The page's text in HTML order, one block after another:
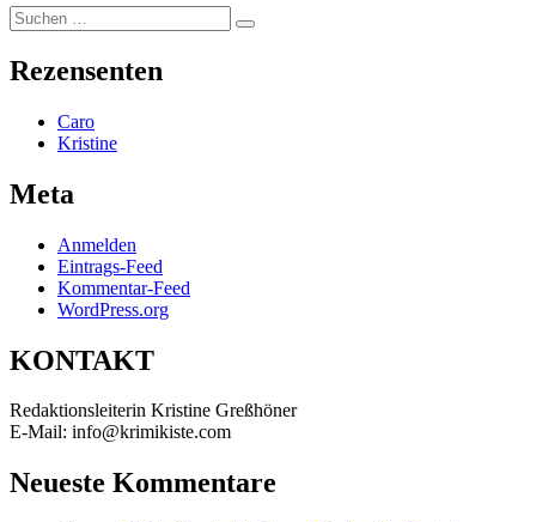
Suchen
nach:
Suchen
Rezensenten
Caro
Kristine
Meta
Anmelden
Eintrags-Feed
Kommentar-Feed
WordPress.org
KONTAKT
Redaktionsleiterin Kristine Greßhöner
E-Mail: info@krimikiste.com
Neueste Kommentare